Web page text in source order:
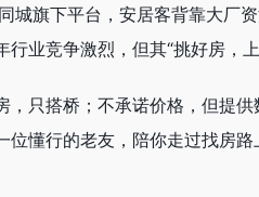
城旗下平台，安居客背靠大厂
行业竞争激烈，但其“挑好房，
，只搭桥；不承诺价格，但提
位懂行的老友，陪你走过找房路